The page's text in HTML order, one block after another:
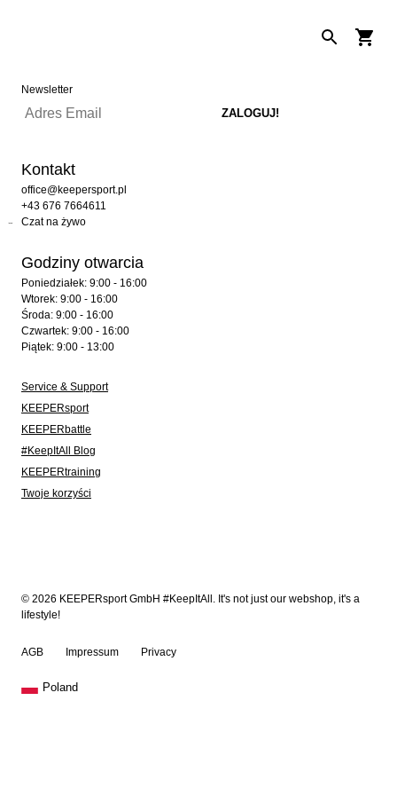
Newsletter
Kontakt
office@keepersport.pl
+43 676 7664611
Czat na żywo
Godziny otwarcia
Poniedziałek: 9:00 - 16:00
Wtorek: 9:00 - 16:00
Środa: 9:00 - 16:00
Czwartek: 9:00 - 16:00
Piątek: 9:00 - 13:00
Service & Support
KEEPERsport
KEEPERbattle
#KeepItAll Blog
KEEPERtraining
Twoje korzyści
© 2026 KEEPERsport GmbH #KeepItAll. It's not just our webshop, it's a
lifestyle!
AGB Impressum Privacy
Poland